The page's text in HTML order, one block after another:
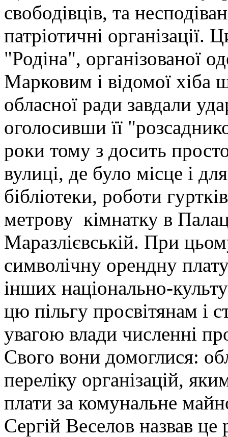
свободівців, та
патріотичні організації.
"Родіна", організованої
Марковим і відомої хіба
обласної ради завдали
оголосивши її
роки тому з досить
вулиці, де було місце і
бібліотеки, роботи
метрову кімнатку в
Маразлієвській. При
символічну орендну
інших національно-
цю пільгу просвітянам і
увагою влади численні
Свого вони домоглися:
переліку організацій,
плати за комунальне
Сергій Веселов назвав